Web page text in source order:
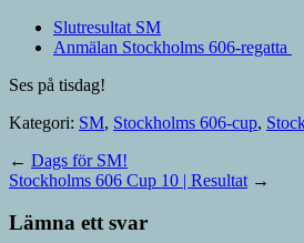
Slutresultat SM
Anmälan Stockholms 606-regatta
Ses på tisdag!
Kategori: SM, Stockholms 606-cup,
← Dags för SM!
Stockholms 606 Cup 10 | Resultat →
Lämna ett svar